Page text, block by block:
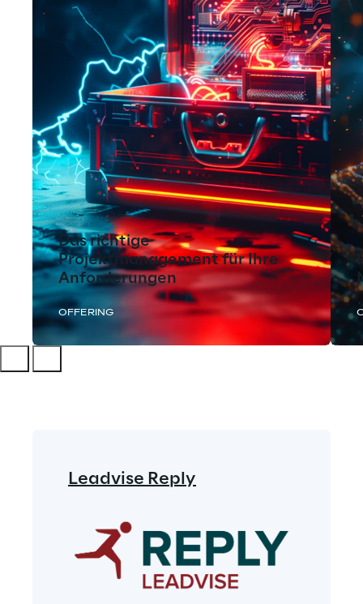
Das richtige
Projektmanagement für Ihre
Anforderungen
OFFERING
Leadvise Reply